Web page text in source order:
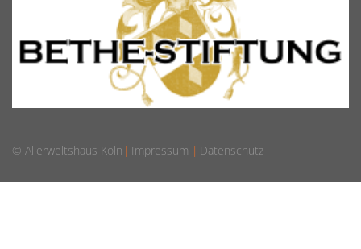
© Allerweltshaus Köln Impressum Datenschutz